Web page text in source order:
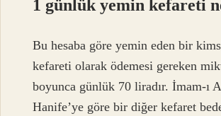
1 günlük yemin kefareti
Bu hesaba göre yemin eden bir
kefareti olarak ödemesi gereken
boyunca günlük 70 liradır. İmam-ı
Hanife’ye göre bir diğer kefaret